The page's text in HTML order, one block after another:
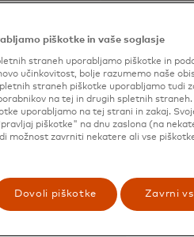
je osredotočal na upravljanje
plačila z Mastercard,
realnem času, plačila prek
zagotavljal stalno vrednost
je tudi voditi ekipo, ki je
izdajatelje po vsem svetu. V
za prehod ameriškega
Ameriki.
piškotke in vaše soglasje
straneh uporabljamo piškotke in
učinkovitost, bolje razumemo naše
straneh piškotke uporabljamo tudi
na tej in drugih spletnih
uporabljamo na tej strani in zakaj.
piškotke" na dnu zaslona (na
možnost zavrniti nekatere ali vse
Dovoli piškotke Zavrni